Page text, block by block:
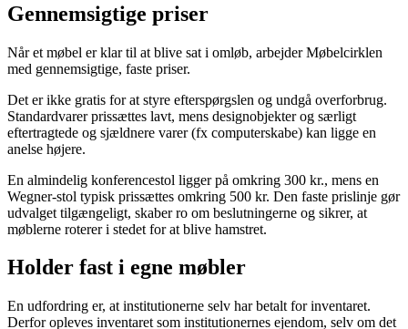
Gennemsigtige priser
Når et møbel er klar til at blive sat i omløb, arbejder Møbelcirklen
med gennemsigtige, faste priser.
Det er ikke gratis for at styre efterspørgslen og undgå overforbrug.
Standardvarer prissættes lavt, mens designobjekter og særligt
eftertragtede og sjældnere varer (fx computerskabe) kan ligge en
anelse højere.
En almindelig konferencestol ligger på omkring 300 kr., mens en
Wegner-stol typisk prissættes omkring 500 kr. Den faste prislinje gør
udvalget tilgængeligt, skaber ro om beslutningerne og sikrer, at
møblerne roterer i stedet for at blive hamstret.
Holder fast i egne møbler
En udfordring er, at institutionerne selv har betalt for inventaret.
Derfor opleves inventaret som institutionernes ejendom, selv om det